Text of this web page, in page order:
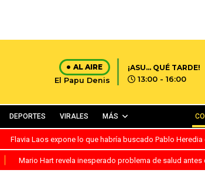
AL AIRE
El Papu Denis
¡ASU… QUÉ TARDE!
13:00 - 16:00
DEPORTES VIRALES MÁS
Flavia Laos expone lo que habría buscado Pablo
Mario Hart revela inesperado problema de salud